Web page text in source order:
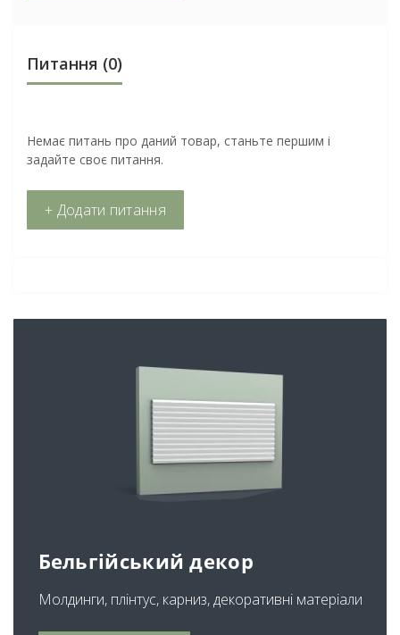
Питання (0)
Немає питань про даний товар, станьте першим і
задайте своє питання.
+ Додати питання
Бельгійський декор
Молдинги, плінтус, карниз, декоративні матеріали